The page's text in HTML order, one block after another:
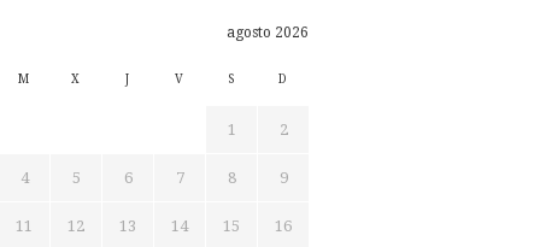
agosto 2026
M X J V S D
1 2
4 5 6 7 8 9
11 12 13 14 15 16